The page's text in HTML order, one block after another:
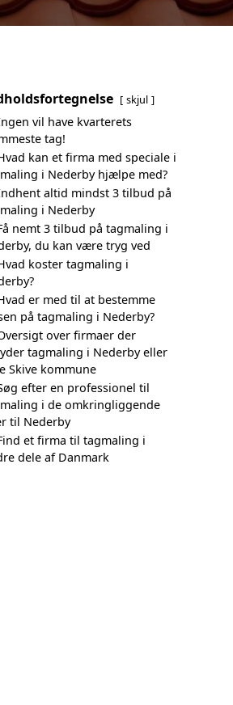
skjul
vil have kvarterets
tag!
kan et firma med speciale i
i Nederby hjælpe med?
altid mindst 3 tilbud på
i Nederby
nemt 3 tilbud på tagmaling i
du kan være tryg ved
koster tagmaling i
er med til at bestemme
på tagmaling i Nederby?
over firmaer der
tagmaling i Nederby eller
Skive kommune
efter en professionel til
i de omkringliggende
til Nederby
et firma til tagmaling i
dele af Danmark